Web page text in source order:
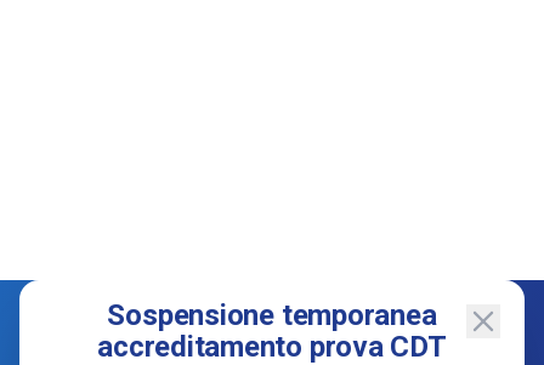
Sospensione temporanea
accreditamento prova CDT